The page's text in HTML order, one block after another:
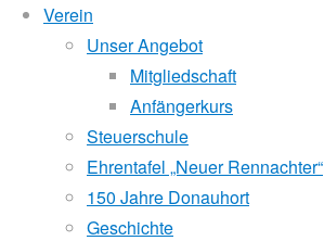
Verein
Unser Angebot
Mitgliedschaft
Anfängerkurs
Steuerschule
Ehrentafel „Neuer Rennachter“
150 Jahre Donauhort
Geschichte
Weihnachts-
und
Sylvesterrudern
Wasserstand Donau
Liegt der Wasserstand in Korneuburg (KORN)
beim Donauhort nicht gerudert.
Pegelstände (DoRIS)
Seichtstellen
Schleusenstatus